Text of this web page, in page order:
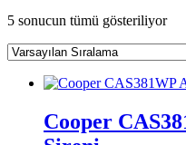
5 sonucun tümü gösteriliyor
Cooper